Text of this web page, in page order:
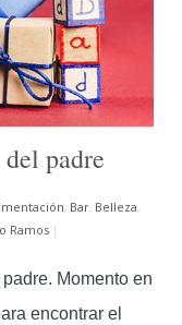
padre
Bar, Belleza
Ramos|
Momento en
encontrar el